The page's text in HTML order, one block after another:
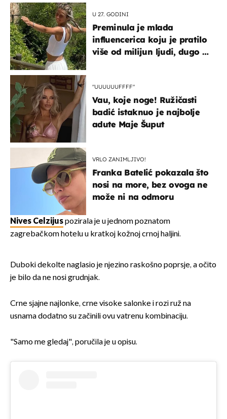
U 27. GODINI
Preminula je mlada
influencerica koju je pratilo
više od milijun ljudi, dugo se
"UUUUUUFFFF"
Vau, koje noge! Ružičasti
badić istaknuo je najbolje
adute Maje Šuput
VRLO ZANIMLJIVO!
Franka Batelić pokazala što
nosi na more, bez ovoga ne
može ni na odmoru
Nives Celzijuspozirala je u jednom poznatom
zagrebačkom hotelu u kratkoj kožnoj crnoj haljini.
Duboki dekolte naglasio je njezino raskošno poprsje, a očito
je bilo da ne nosi grudnjak.
Crne sjajne najlonke, crne visoke salonke i rozi ruž na
usnama dodatno su začinili ovu vatrenu kombinaciju.
"Samo me gledaj", poručila je u opisu.